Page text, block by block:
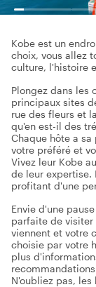
Kobe est un
choix, vous allez
culture, l'histoire
Plongez dans les
principaux sites
rue des fleurs et
qu'en est-il des
Chaque hôte a
votre préféré et
Vivez leur Kobe
de leur expertise.
profitant d'une
Envie d'une
parfaite de visiter
viennent et votre
choisie par votre
plus
N'oubliez pas,